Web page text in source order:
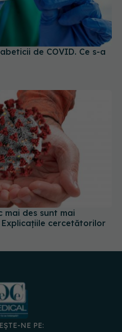
de COVID. Ce s-a
mai des sunt mai
cercetătorilor
NE PE: